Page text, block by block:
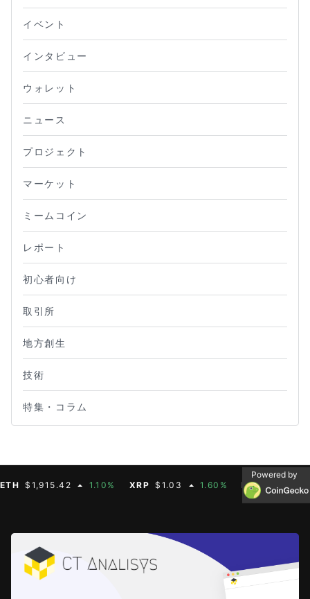
イベント
インタビュー
ウォレット
ニュース
プロジェクト
マーケット
ミームコイン
レポート
初心者向け
取引所
地方創生
技術
特集・コラム
$1,915.42 1.10% XRP $1.03 1.60% BNB $592.88
Powered by